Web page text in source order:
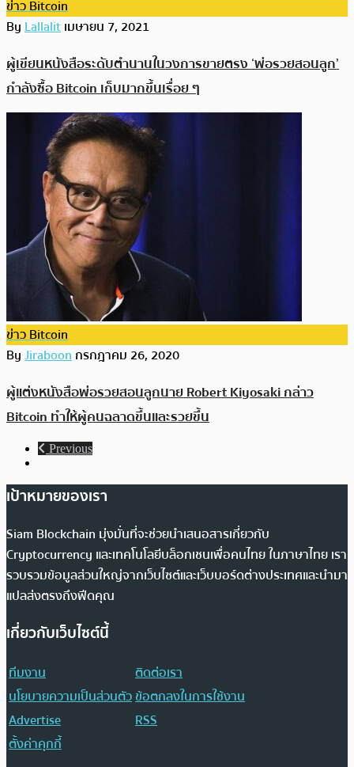
ข่าว Bitcoin
ByLallalitเมษายน 7, 2021
ผู้เขียนหนังสือระดับตำนานในวงการขายตรง ‘พ่อรวยสอนลูก’
กำลังซื้อ Bitcoin เก็บมากขึ้นเรื่อย ๆ
ข่าว Bitcoin
ByJiraboonกรกฎาคม 26, 2020
ผู้แต่งหนังสือพ่อรวยสอนลูกนาย Robert Kiyosaki กล่าว
Bitcoin ทำให้ผู้คนฉลาดขึ้นและรวยขึ้น
Previous
เป้าหมายของเรา
Siam Blockchain มุ่งมั่นที่จะช่วยนำเสนอสารเกี่ยวกับ
Cryptocurrency และเทคโนโลยีบล็อกเชนเพื่อคนไทย ในภาษาไทย เรา
รวบรวมข้อมูลส่วนใหญ่จากเว็บไซต์และเว็บบอร์ดต่างประเทศและนำมา
แปลส่งตรงถึงฟีดคุณ
เกี่ยวกับเว็บไซต์นี้
ทีมงาน
ติดต่อเรา
นโยบายความเป็นส่วนตัวข้อตกลงในการใช้งาน
Advertise
RSS
ตั้งค่าคุกกี้